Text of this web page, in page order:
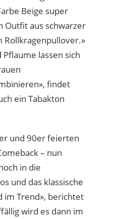
Beige super
Outfit aus schwarzer
Rollkragenpullover.»
lassen sich
findet
ein Tabakton
und 90er feierten
– nun
in die
und das klassische
im Trend», berichtet
wird es dann im